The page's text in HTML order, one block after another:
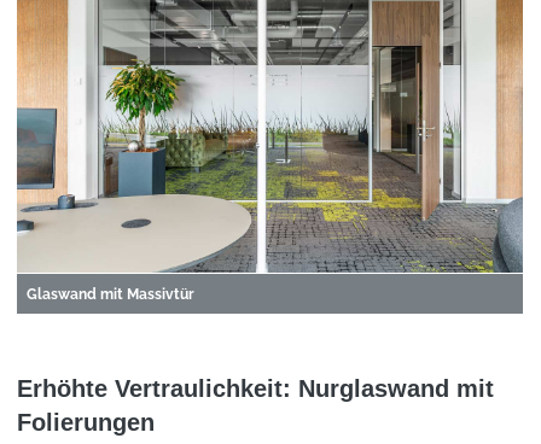
Glaswand mit Massivtür
Erhöhte Vertraulichkeit: Nurglaswand mit
Folierungen